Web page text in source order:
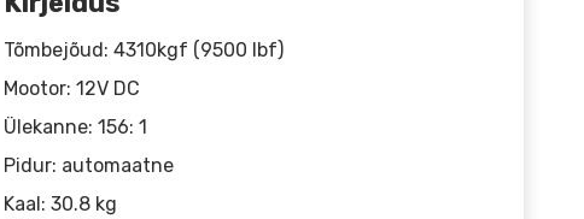
Tõmbejõud: 4310kgf (9500 lbf)
Mootor: 12V DC
Ülekanne: 156: 1
Pidur: automaatne
Kaal: 30.8 kg